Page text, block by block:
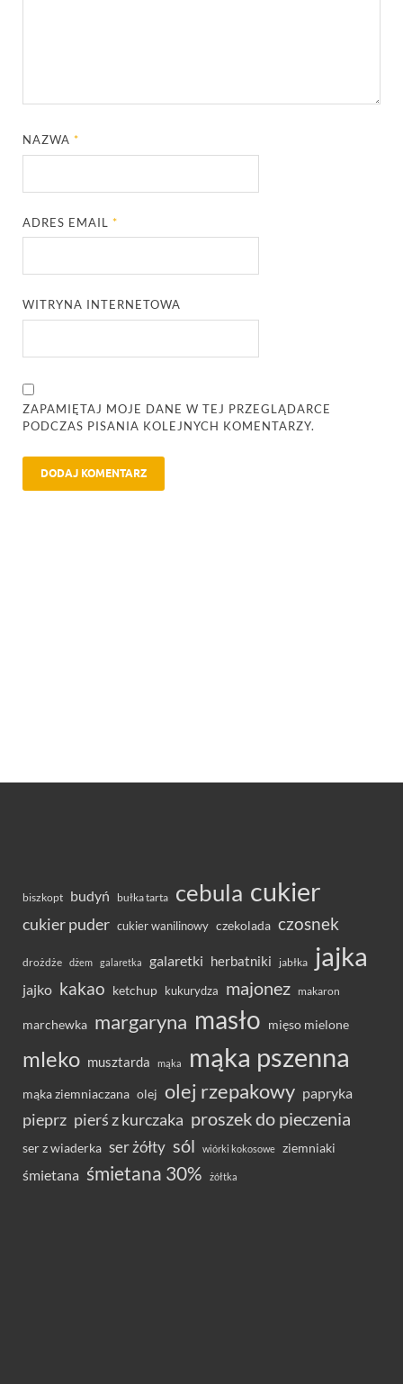
NAZWA*
ADRES EMAIL*
WITRYNA INTERNETOWA
ZAPAMIĘTAJ MOJE DANE W TEJ PRZEGLĄDARCE
PODCZAS PISANIA KOLEJNYCH KOMENTARZY.
biszkopt budyń bułka tarta cebula cukier
cukier puder cukier wanilinowy czekolada czosnek
drożdże dżem galaretka galaretki herbatniki jabłka jajka
jajko kakao ketchup kukurydza majonez makaron
marchewka margaryna masło mięso mielone
mleko musztarda mąka mąka pszenna
mąka ziemniaczana olej olej rzepakowy papryka
pieprz pierś z kurczaka proszek do pieczenia
ser z wiaderka ser żółty sól wiórki kokosowe ziemniaki
śmietana śmietana 30% żółtka